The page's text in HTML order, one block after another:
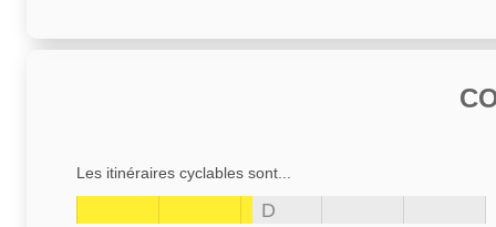
Les itinéraires cyclables sont...
D